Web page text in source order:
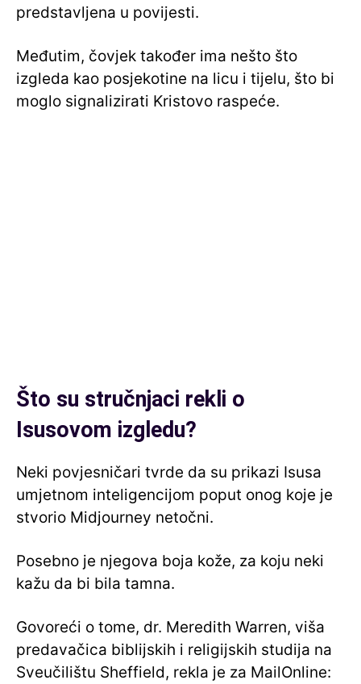
predstavljena u povijesti.
Međutim, čovjek također ima nešto što
izgleda kao posjekotine na licu i tijelu, što bi
moglo signalizirati Kristovo raspeće.
Što su stručnjaci rekli o
Isusovom izgledu?
Neki povjesničari tvrde da su prikazi Isusa
umjetnom inteligencijom poput onog koje je
stvorio Midjourney netočni.
Posebno je njegova boja kože, za koju neki
kažu da bi bila tamna.
Govoreći o tome, dr. Meredith Warren, viša
predavačica biblijskih i religijskih studija na
Sveučilištu Sheffield, rekla je za MailOnline: